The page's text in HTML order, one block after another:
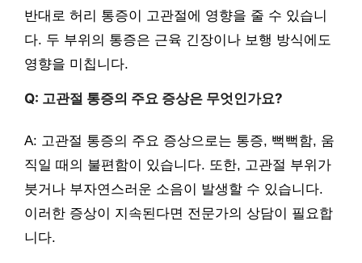
반대로 허리 통증이 고관절에 영향을 줄 수 있습니
다. 두 부위의 통증은 근육 긴장이나 보행 방식에도
영향을 미칩니다.
Q: 고관절 통증의 주요 증상은 무엇인가요?
A: 고관절 통증의 주요 증상으로는 통증, 뻑뻑함, 움
직일 때의 불편함이 있습니다. 또한, 고관절 부위가
붓거나 부자연스러운 소음이 발생할 수 있습니다.
이러한 증상이 지속된다면 전문가의 상담이 필요합
니다.